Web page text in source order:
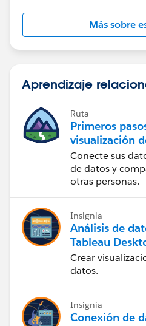
Más sobre
Aprendizaje
Ruta
Primeros
visualización
Tableau
Conecte sus
de datos y
otras personas.
Insignia
Análisis de
Tableau
Crear
datos.
Insignia
Conexión de